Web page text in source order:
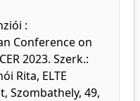
:
Conference on
2023. Szerk.:
Rita, ELTE
Szombathely, 49,